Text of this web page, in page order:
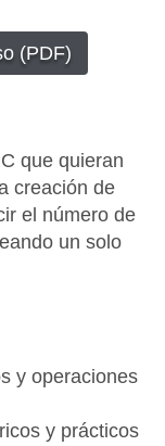
(PDF)
que quieran
creación de
el número de
un solo
y operaciones
y prácticos